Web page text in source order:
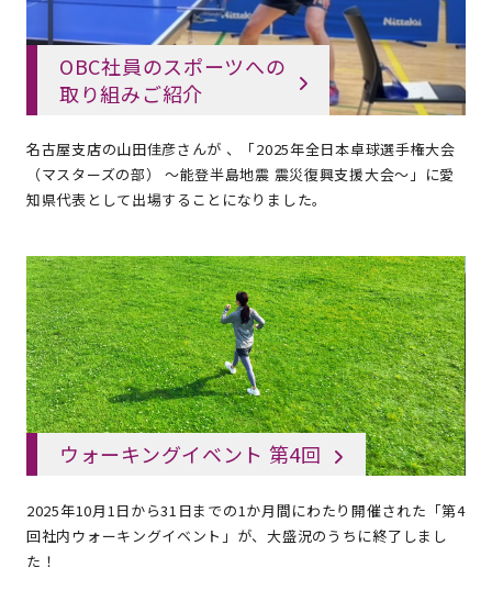
OBC社員のスポーツへの
取り組みご紹介
名古屋支店の山田佳彦さんが 、「2025年全日本卓球選手権大会
（マスターズの部） ～能登半島地震 震災復興支援大会～」に愛
知県代表として出場することになりました。
ウォーキングイベント 第4回
2025年10月1日から31日までの1か月間にわたり開催された「第4
回社内ウォーキングイベント」が、大盛況のうちに終了しまし
た！